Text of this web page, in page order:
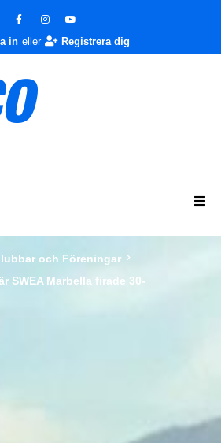
in eller Registrera dig
och Föreningar
SWEA Marbella firade 30-